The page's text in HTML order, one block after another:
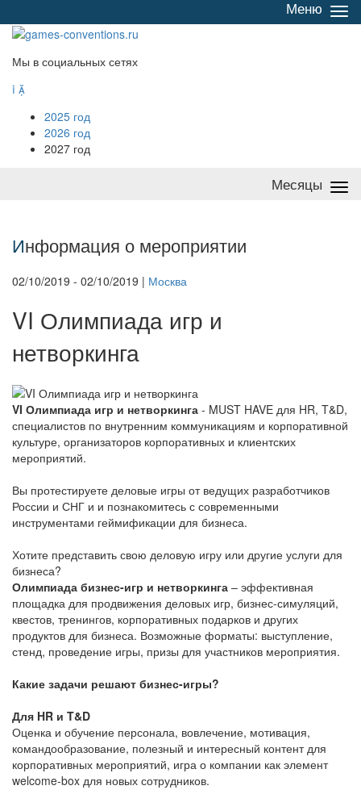
/
Меню
Мы в социальных сетях
 
2025 год
2026 год
2027 год
Месяцы
Информация о мероприятии
02/10/2019 - 02/10/2019 | Москва
VI Олимпиада игр и
нетворкинга
VI Олимпиада игр и нетворкинга - MUST HAVE для HR, T&D,
специалистов по внутренним коммуникациям и корпоративной
культуре, организаторов корпоративных и клиентских
мероприятий.
Вы протестируете деловые игры от ведущих разработчиков
России и СНГ и и познакомитесь с современными
инструментами геймификации для бизнеса.
Хотите представить свою деловую игру или другие услуги для
бизнеса?
Олимпиада бизнес-игр и нетворкинга – эффективная
площадка для продвижения деловых игр, бизнес-симуляций,
квестов, тренингов, корпоративных подарков и других
продуктов для бизнеса. Возможные форматы: выступление,
стенд, проведение игры, призы для участников мероприятия.
Какие задачи решают бизнес-игры?
Для HR и T&D
Оценка и обучение персонала, вовлечение, мотивация,
командообразование, полезный и интересный контент для
корпоративных мероприятий, игра о компании как элемент
welcome-box для новых сотрудников.